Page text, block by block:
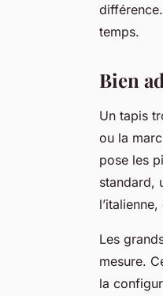
temps.
Bien
Un tapis
ou la
pose les
standard,
Les
mesure.
la